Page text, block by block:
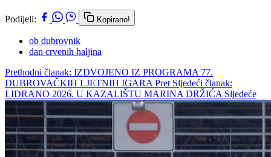
Podijeli: Kopirano!
ob dubrovnik
dan crvenih haljina
Prethodni članak: IZDVOJENO IZ PROGRAMA 77.
DUBROVAČKIH LJETNIH IGARA Pret Sljedeći članak:
LIDRANO 2026. U KAZALIŠTU MARINA DRŽIĆA Sljedeće